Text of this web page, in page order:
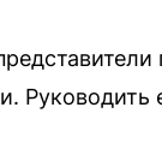
Руководить